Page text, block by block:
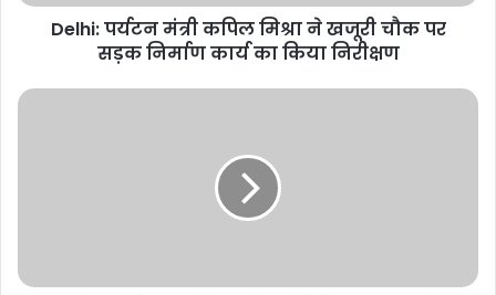
का
Delhi: पर्यटन मंत्री कपिल मिश्रा ने खजूरी चौक पर
सड़क निर्माण कार्य का किया निरीक्षण
Delhi:
से